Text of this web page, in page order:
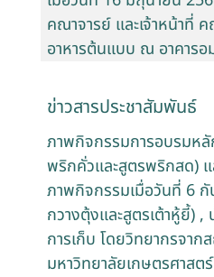
คณาจารย์ และเจ้าหน้าที่
อาหารต้นแบบ ณ อาคาร
ข่าวสารประชาสัมพันธ์
ภาพกิจกรรมการอบรมห
พริกคั่วและสูตรพริกสด)
ภาพกิจกรรมเมื่อวันที่ 6
กวางตุ้งและสูตรเต้าหู้ยี้)
การเก็บ โดยวิทยากรจา
มหาวิทยาลัยเกษตรศาสต